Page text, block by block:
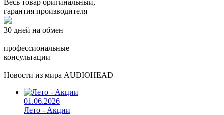
Весь товар оригинальный,
гарантия производителя
30 дней на обмен
профессиональные
консультации
Новости из мира AUDIOHEAD
01.06.2026
Лето - Акции